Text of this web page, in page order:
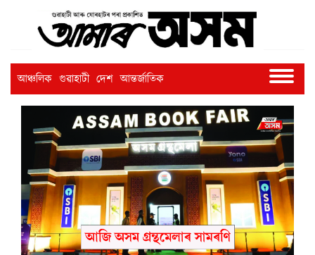
আঞ্চলিক গুৱাহাটী দেশ আন্তৰ্জাতিক